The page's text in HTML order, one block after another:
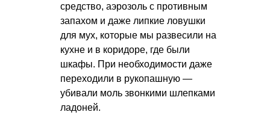
средство, аэрозоль с противным
запахом и даже липкие ловушки
для мух, которые мы развесили на
кухне и в коридоре, где были
шкафы. При необходимости даже
переходили в рукопашную —
убивали моль звонкими шлепками
ладоней.